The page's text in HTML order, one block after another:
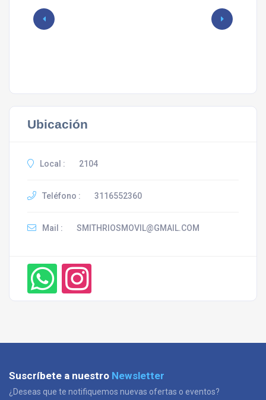
Ubicación
Local : 2104
Teléfono : 3116552360
Mail : SMITHRIOSMOVIL@GMAIL.COM
Suscríbete a nuestro Newsletter
¿Deseas que te notifiquemos nuevas ofertas o eventos?